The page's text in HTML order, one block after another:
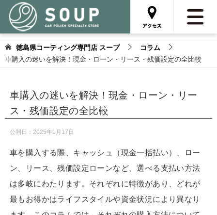
徳島県コーティング専門店 スープ
コラム
車購入の迷いを解決！現金・ローン・リース・残価設定の全比較
車購入の迷いを解決！現金・ローン・リー
ス・残価設定の全比較
公開日： 2025年1月17日
車を購入する際、キャッシュ（現金一括払い）、ロー
ン、リース、残価設定ローンなど、選べる支払い方法
は多岐にわたります。それぞれに特徴があり、どれが
最もお得かはライフスタイルや資金状況により異なり